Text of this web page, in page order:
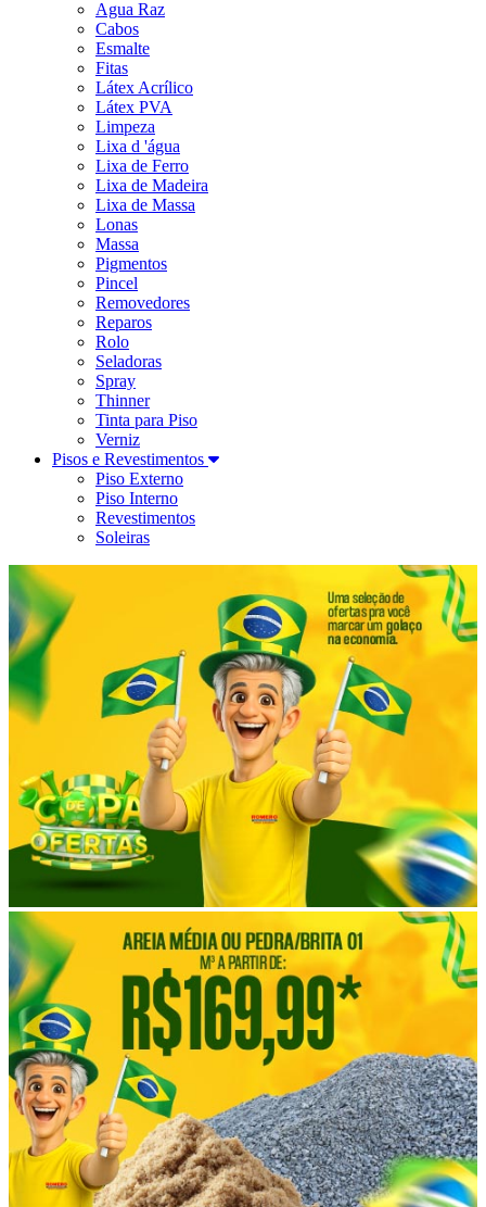
Agua Raz
Cabos
Esmalte
Fitas
Látex Acrílico
Látex PVA
Limpeza
Lixa d 'água
Lixa de Ferro
Lixa de Madeira
Lixa de Massa
Lonas
Massa
Pigmentos
Pincel
Removedores
Reparos
Rolo
Seladoras
Spray
Thinner
Tinta para Piso
Verniz
Pisos e Revestimentos
Piso Externo
Piso Interno
Revestimentos
Soleiras